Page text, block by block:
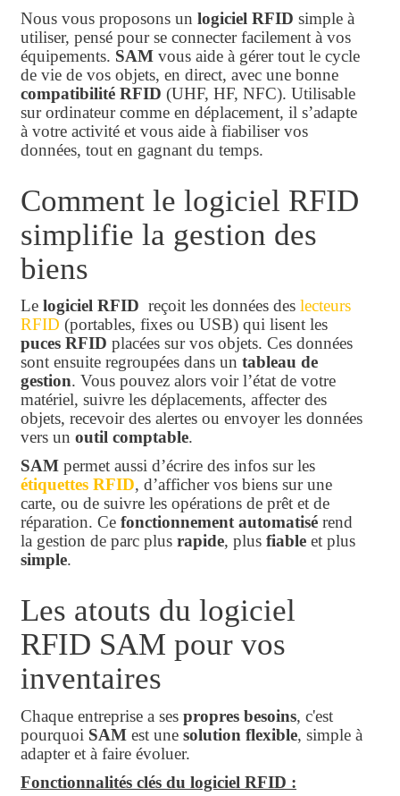
Nous vous proposons un logiciel RFID simple à
utiliser, pensé pour se connecter facilement à vos
équipements. SAM vous aide à gérer tout le cycle
de vie de vos objets, en direct, avec une bonne
compatibilité RFID (UHF, HF, NFC). Utilisable
sur ordinateur comme en déplacement, il s’adapte
à votre activité et vous aide à fiabiliser vos
données, tout en gagnant du temps.
Comment le logiciel RFID
simplifie la gestion des
biens
Le logiciel RFID reçoit les données des lecteurs
RFID (portables, fixes ou USB) qui lisent les
puces RFID placées sur vos objets. Ces données
sont ensuite regroupées dans un tableau de
gestion. Vous pouvez alors voir l’état de votre
matériel, suivre les déplacements, affecter des
objets, recevoir des alertes ou envoyer les données
vers un outil comptable.
SAM permet aussi d’écrire des infos sur les
étiquettes RFID, d’afficher vos biens sur une
carte, ou de suivre les opérations de prêt et de
réparation. Ce fonctionnement automatisé rend
la gestion de parc plus rapide, plus fiable et plus
simple.
Les atouts du logiciel
RFID SAM pour vos
inventaires
Chaque entreprise a ses propres besoins, c'est
pourquoi SAM est une solution flexible, simple à
adapter et à faire évoluer.
Fonctionnalités clés du logiciel RFID :